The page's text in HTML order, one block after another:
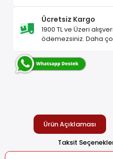
Ücretsiz Kargo
1900 TL ve Üzeri
ödemezsiniz. Daha
Ürün Açıklaması
Taksit